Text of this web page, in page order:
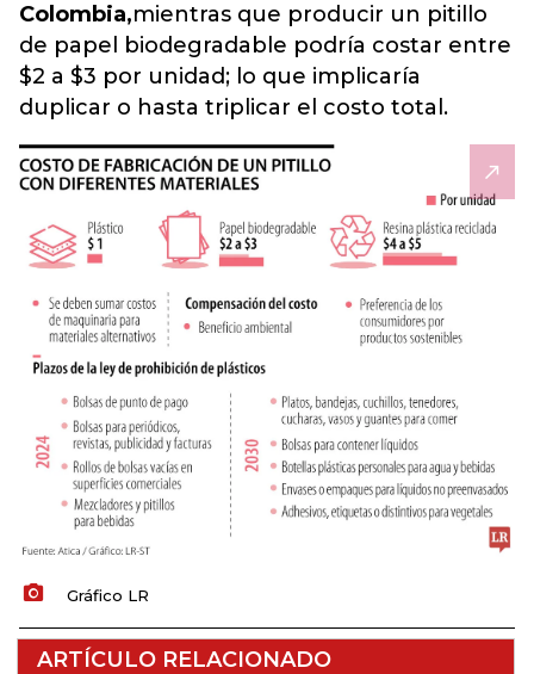
Colombia,mientras que producir un pitillo
de papel biodegradable podría costar entre
$2 a $3 por unidad; lo que implicaría
duplicar o hasta triplicar el costo total.
Gráfico LR
ARTÍCULO RELACIONADO